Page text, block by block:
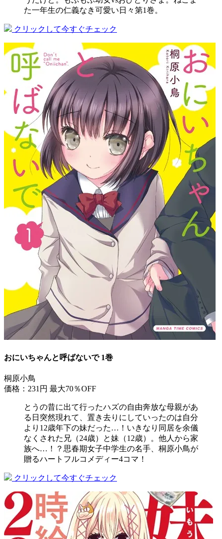
た一年生の仁義なき可愛い日々第1巻。
クリックして今すぐチェック
おにいちゃんと呼ばないで 1巻
桐原小鳥
価格：231円 最大70％OFF
とうの昔に出て行ったハズの自由奔放な母親があ
る日突然現れて、置き去りにしていったのは自分
より12歳年下の妹だった…！いきなり同居を余儀
なくされた兄（24歳）と妹（12歳）。他人から家
族へ…！？思春期女子中学生の名手、桐原小鳥が
贈るハートフルコメディー4コマ！
クリックして今すぐチェック